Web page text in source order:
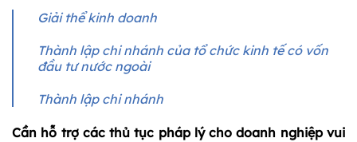
Giải thể kinh doanh
Thành lập chi nhánh của tổ chức kinh tế có vốn
đầu tư nước ngoài
Thành lập chi nhánh
Cần hỗ trợ các thủ tục pháp lý cho doanh nghiệp vui